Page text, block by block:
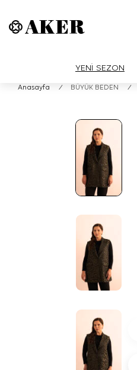
YENİ SEZON
Anasayfa / BÜYÜK BEDEN /